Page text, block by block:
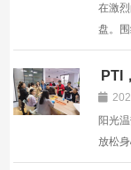
在激
盘。
能力
展了
的方
发展持
PTI
阳光
放松
茶作